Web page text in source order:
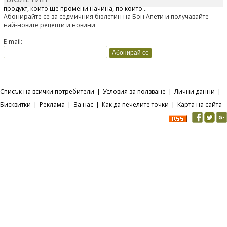
продукт, който ще промени начина, по който...
Абонирайте се за седмичния бюлетин на Бон Апети и получавайте
най-новите рецепти и новини
E-mail:
Списък на всички потребители | Условия за ползване | Лични данни |
Бисквитки | Реклама | За нас | Как да печелите точки | Карта на сайта